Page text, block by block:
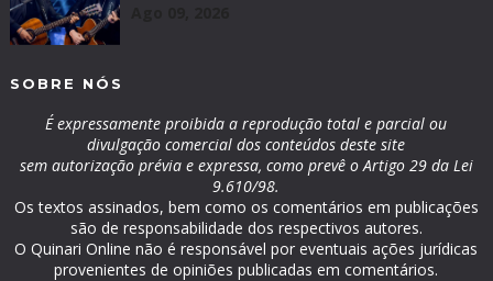
SOBRE NÓS
É expressamente proibida a reprodução total e parcial ou
divulgação comercial dos conteúdos deste site
sem autorização prévia e expressa, como prevê o Artigo 29 da Lei
9.610/98.
Os textos assinados, bem como os comentários em publicações
são de responsabilidade dos respectivos autores.
O Quinari Online não é responsável por eventuais ações jurídicas
provenientes de opiniões publicadas em comentários.